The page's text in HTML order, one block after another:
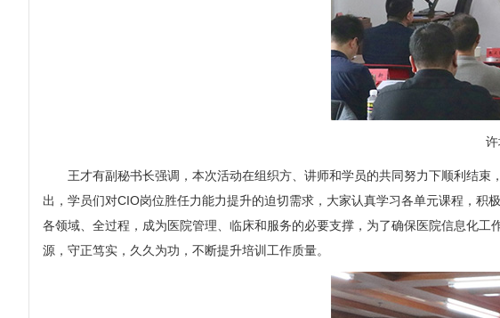
王才有副秘书长强调，本次活动在组织方、讲师和学员的共同努力下顺利结束
出，学员们对CIO岗位胜任力能力提升的迫切需求，大家认真学习各单元课程，
各领域、全过程，成为医院管理、临床和服务的必要支撑，为了确保医院信息化
源，守正笃实，久久为功，不断提升培训工作质量。